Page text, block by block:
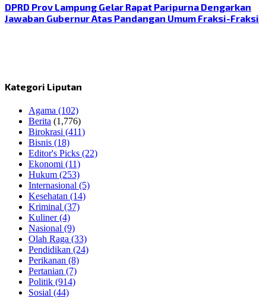
DPRD Prov Lampung Gelar Rapat Paripurna Dengarkan
Jawaban Gubernur Atas Pandangan Umum Fraksi-Fraksi
Kategori Liputan
Agama (102)
Berita (1,776)
Birokrasi (411)
Bisnis (18)
Editor's Picks (22)
Ekonomi (11)
Hukum (253)
Internasional (5)
Kesehatan (14)
Kriminal (37)
Kuliner(4)
Nasional (9)
Olah Raga (33)
Pendidikan (24)
Perikanan (8)
Pertanian (7)
Politik (914)
Sosial (44)